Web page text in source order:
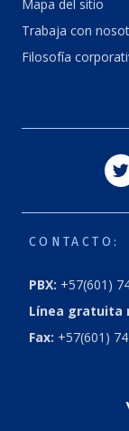
Mapa del sitio
Trabaja con
Filosofía
CONTACTO:
PBX: +57(601)
Línea gratuita
Fax: +57(601)